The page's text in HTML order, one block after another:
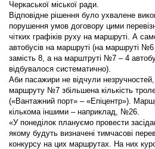
Черкаської міської ради.
Відповідне рішення було ухвалене
порушення умов договору цими
чітких графіків руху на маршруті. А
автобусів на маршруті (на маршруті №6
замість 8, а на марштруті №7 – 4
відбувалося систематично).
Аби пасажири не відчули незручностей,
маршруту №7 збільшена кількість
(«Вантажний порт» – «Епіцентр»).
кількома іншими – наприклад, №26.
«У понеділок плануємо провести
якому будуть визначені тимчасові
конкурсу на цих маршрутах. На них